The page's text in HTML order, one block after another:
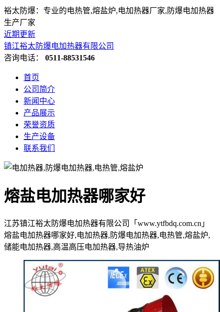
裕太防爆：专业的电热管,熔盐炉,电加热器厂家,防爆电加热器
生产厂家
近期更新
镇江裕太防爆电加热器有限公司
咨询电话： 0511-88531546
首页
公司简介
新闻中心
产品展示
荣誉资质
生产设备
联系我们
熔盐电加热器哪家好
江苏镇江裕太防爆电加热器有限公司「www.ytfbdq.com.cn」
熔盐电加热器哪家好,电加热器,防爆电加热器,电热管,熔盐炉,
储能电加热器,高温高压电加热器,导热油炉